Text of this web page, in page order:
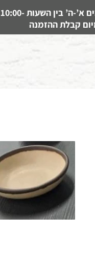
קנייה בחנות, איסוף עצמי, משלוחים ותמיכה זמין בין הימים א’-ה’ בין השעות 10:00-